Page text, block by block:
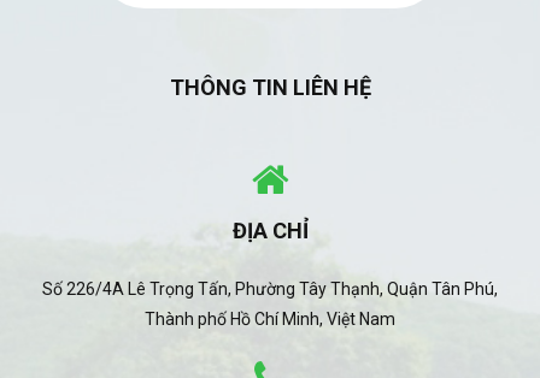
THÔNG TIN LIÊN HỆ
ĐỊA CHỈ
Số 226/4A Lê Trọng Tấn, Phường Tây Thạnh, Quận Tân Phú,
Thành phố Hồ Chí Minh, Việt Nam